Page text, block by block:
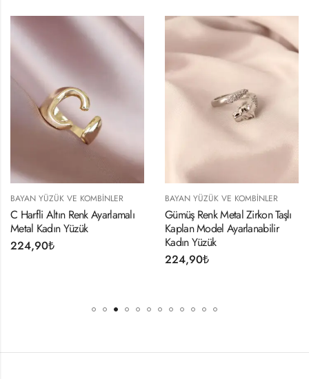
YÜZÜK VE KOMBINLER
Altın Renk Ayarlamalı
Yüzük
₺
BAYAN YÜZÜK VE KOMBINLER
Gümüş Renk Metal Zirkon Taşlı
Kaplan Model Ayarlanabilir
Kadın Yüzük
224,90₺